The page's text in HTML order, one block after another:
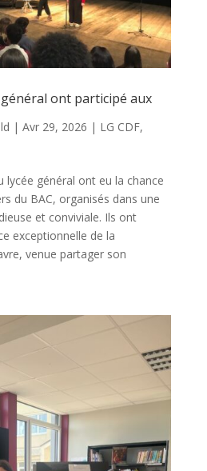
général ont participé aux
| Avr 29, 2026 | LG CDF,
lycée général ont eu la chance
du BAC, organisés dans une
et conviviale. Ils ont
exceptionnelle de la
venue partager son